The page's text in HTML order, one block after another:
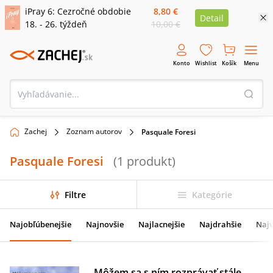
iPray 6: Cezročné obdobie
18. - 26. týždeň
8,80 €
10,00 €
Detail
Konto Wishlist Košík Menu
Zachej Zoznam autorov Pasquale Foresi
Pasquale Foresi (1 produkt)
Filtre Kategórie
Najobľúbenejšie Najnovšie Najlacnejšie Najdrahšie